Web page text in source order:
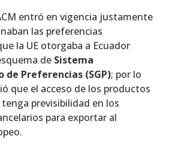
entró en vigencia justamente
las preferencias
la UE otorgaba a Ecuador
de Sistema
de Preferencias (SGP); por lo
que el acceso de los productos
previsibilidad en los
para exportar al